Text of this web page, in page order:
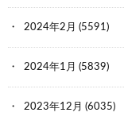
2024年2月 (5591)
2024年1月 (5839)
2023年12月 (6035)